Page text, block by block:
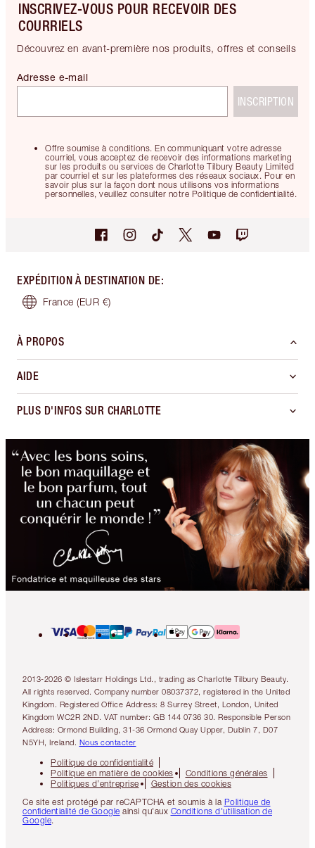
INSCRIVEZ-VOUS POUR RECEVOIR DES
COURRIELS
Découvrez en avant-première nos produits, offres et conseils
Offre soumise à conditions. En communiquant votre adresse
courriel, vous acceptez de recevoir des informations marketing
sur les produits ou services de Charlotte Tilbury Beauty Limited
par courriel et sur les plateformes des réseaux sociaux. Pour en
savoir plus sur la façon dont nous utilisons vos informations
personnelles, veuillez consulter notre Politique de confidentialité.
Adresse e-mail
INSCRIPTION
EXPÉDITION À DESTINATION DE:
France (EUR €)
À PROPOS
AIDE
PLUS D'INFOS SUR CHARLOTTE
2013-2026 © Islestarr Holdings Ltd., trading as Charlotte Tilbury Beauty.
All rights reserved. Company number 08037372, registered in the United
Kingdom. Registered Office Address: 8 Surrey Street, London, United
Kingdom WC2R 2ND. VAT number: GB 144 0736 30. Responsible Person
Address: Ormond Building, 31-36 Ormond Quay Upper, Dublin 7, D07
N5YH, Ireland. Nous contacter
Politique de confidentialité
Politique en matière de cookies
Conditions générales
Politiques d’entreprise
Gestion des cookies
Ce site est protégé par reCAPTCHA et soumis à la Politique de
confidentialité de Google ainsi qu'aux Conditions d'utilisation de
Google.